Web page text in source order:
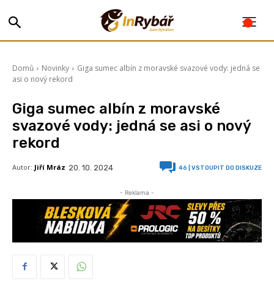
Domů Novinky
Giga sumec albín z moravské svazové vody: jedná se
asi o nový rekord
Giga sumec albín z moravské
svazové vody: jedná se asi o nový
rekord
Autor: Jiří Mráz 20. 10. 2024 46 | VSTOUPIT DO DISKUZE
- Reklama -